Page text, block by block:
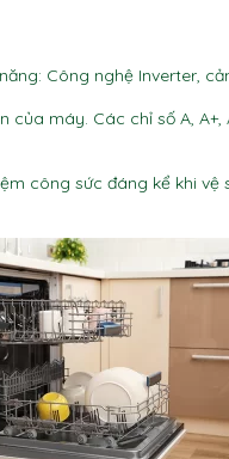
Công nghệ Inverter,
máy. Các chỉ số A, A+,
công sức đáng kể khi